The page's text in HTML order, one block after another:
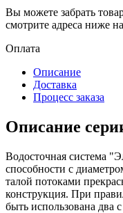
Вы можете забрать
смотрите адреса ниже
Оплата
Описание
Доставка
Процесс заказа
Описание
Водосточная система
способности с
талой потоками
конструкция. При
быть использована два